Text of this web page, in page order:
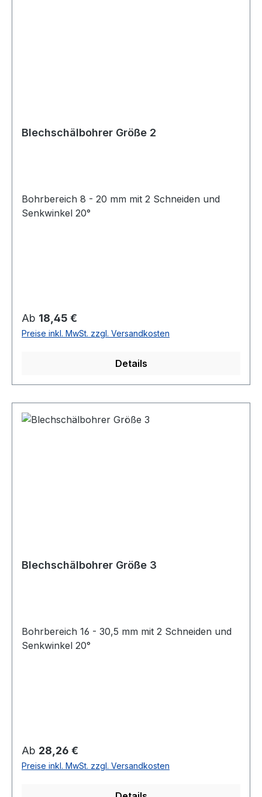
Blechschälbohrer Größe 2
Bohrbereich 8 - 20 mm mit 2 Schneiden und
Senkwinkel 20°
Regulärer Preis:
Ab 18,45 €
Preise inkl. MwSt. zzgl. Versandkosten
Details
Blechschälbohrer Größe 3
Bohrbereich 16 - 30,5 mm mit 2 Schneiden und
Senkwinkel 20°
Regulärer Preis:
Ab 28,26 €
Preise inkl. MwSt. zzgl. Versandkosten